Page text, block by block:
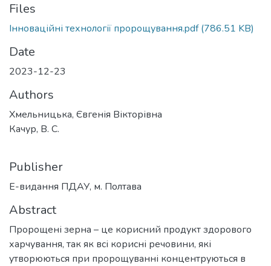
Files
Інноваційні технології пророщування.pdf(786.51 KB)
Date
2023-12-23
Authors
Хмельницька, Євгенія Вікторівна
Качур, В. С.
Publisher
Е-видання ПДАУ, м. Полтава
Abstract
Пророщені зерна – це корисний продукт здорового
харчування, так як всі корисні речовини, які
утворюються при пророщуванні концентруються в